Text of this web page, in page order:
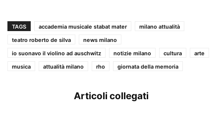
TAGS accademia musicale stabat mater
milano attualità
teatro roberto de silva
news milano
io suonavo il violino ad auschwitz
notizie milano cultura
arte
musica
attualità milano rho giornata della memoria
Articoli collegati